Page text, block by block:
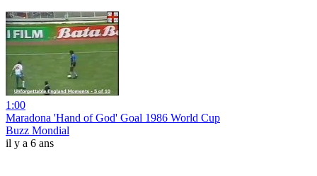
1:00
Maradona 'Hand of God' Goal 1986 World Cup
Buzz Mondial
il y a 6 ans